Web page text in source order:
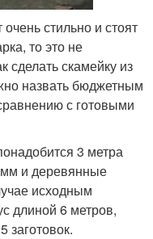
стильно и стоят
то это не
сделать скамейку из
назвать бюджетным
с готовыми
3 метра
мм и деревянные
исходным
длиной 6 метров,
заготовок.